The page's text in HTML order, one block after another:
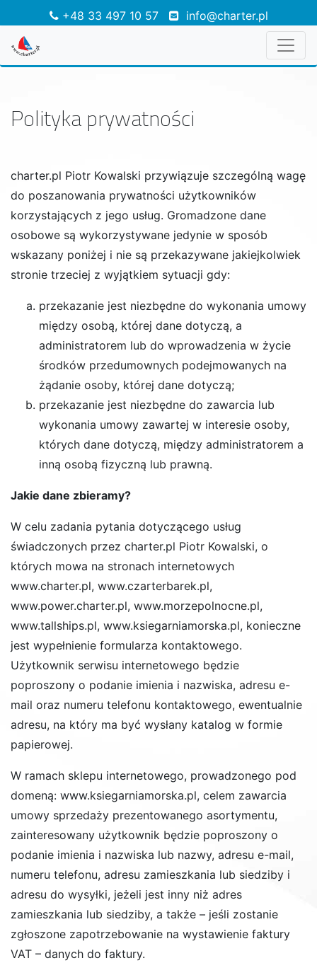
+48 33 497 10 57 info@charter.pl
Polityka prywatności
charter.pl Piotr Kowalski przywiązuje szczególną wagę
do poszanowania prywatności użytkowników
korzystających z jego usług. Gromadzone dane
osobowe są wykorzystywane jedynie w sposób
wskazany poniżej i nie są przekazywane jakiejkolwiek
stronie trzeciej z wyjątkiem sytuacji gdy:
przekazanie jest niezbędne do wykonania umowy
między osobą, której dane dotyczą, a
administratorem lub do wprowadzenia w życie
środków przedumownych podejmowanych na
żądanie osoby, której dane dotyczą;
przekazanie jest niezbędne do zawarcia lub
wykonania umowy zawartej w interesie osoby,
których dane dotyczą, między administratorem a
inną osobą fizyczną lub prawną.
Jakie dane zbieramy?
W celu zadania pytania dotyczącego usług
świadczonych przez charter.pl Piotr Kowalski, o
których mowa na stronach internetowych
www.charter.pl, www.czarterbarek.pl,
www.power.charter.pl, www.morzepolnocne.pl,
www.tallships.pl, www.ksiegarniamorska.pl, konieczne
jest wypełnienie formularza kontaktowego.
Użytkownik serwisu internetowego będzie
poproszony o podanie imienia i nazwiska, adresu e-
mail oraz numeru telefonu kontaktowego, ewentualnie
adresu, na który ma być wysłany katalog w formie
papierowej.
W ramach sklepu internetowego, prowadzonego pod
domeną: www.ksiegarniamorska.pl, celem zawarcia
umowy sprzedaży prezentowanego asortymentu,
zainteresowany użytkownik będzie poproszony o
podanie imienia i nazwiska lub nazwy, adresu e-mail,
numeru telefonu, adresu zamieszkania lub siedziby i
adresu do wysyłki, jeżeli jest inny niż adres
zamieszkania lub siedziby, a także – jeśli zostanie
zgłoszone zapotrzebowanie na wystawienie faktury
VAT – danych do faktury.